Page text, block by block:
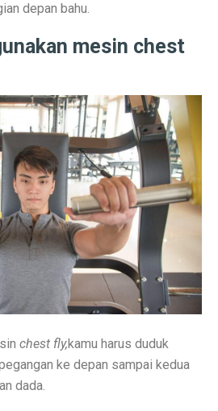
Pecahkan Rekor Kekayaan, Jadi Orang
Cek Pesanan Online, Ini 7 Sifat
Belitung Memasuki Musim Hujan
dengan Fitur Lengkap? TECNO Spark 20
Kesehatan Baterai dan Cycle Count
Batubara Diperkirakan Pulih di Akhir
Tersembunyi yang Harus Ditonton Saat
dan DSSA Bersaing di Lelang
Tempur Generasi Kelima Dimulai,
Panggilan Telepon Tapi Suka Pesan Teks,
depan bahu.
mesin chest
chest fly,kamu harus duduk
ke depan sampai kedua
dada.